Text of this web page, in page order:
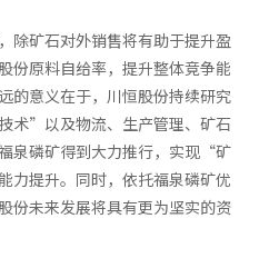
除矿石对外销售将有助于提升盈
份原料自给率，提升整体竞争能
的意义在于，川恒股份持续研究
术”以及物流、生产管理、矿石
泉磷矿得到大力推行，实现“矿
提升。同时，依托福泉磷矿优
份未来发展将具有更为坚实的资